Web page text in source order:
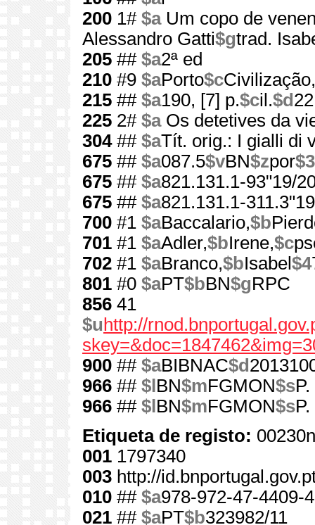
200 1# $aUm copo de
Alessandro Gatti$gtrad.
205 ## $a2ª ed
210 #9 $aPorto$cCivilização,
215 ## $a190, [7] p.$cil.$d
225 2# $aOs detetives da
304## $aTít. orig.: I gialli di
675 ## $a087.5$vBN$zpor$3
675 ## $a821.131.1-93"19/
675 ## $a821.131.1-
700 #1 $aBaccalario,$b
701 #1 $aAdler,$bIrene,$c
702 #1 $aBranco,$bIsabel $4
801 #0 $aPT$bBN$gRPC
856 41
$u http://
900 ## $aBIBNAC$d
966 ## $l BN$mFGMON$s
966 ## $l BN$mFGMON$s
Etiqueta de registo:
001 1797340
003 http://
010 ## $a978-972-47-4409-4
021 ## $aPT$b323982/11